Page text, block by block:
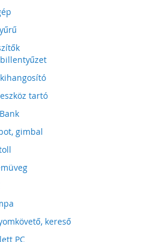
tartó
gimbal
kereső
PC